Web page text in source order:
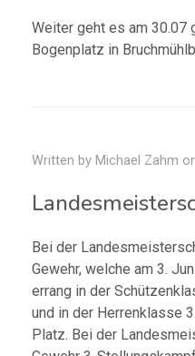
Weiter geht es am 30.07
Bogenplatz in
Written by Michael Zahm
Bei der
Gewehr, welche am 3.
errang in der
und in der Herrenklasse
Platz. Bei der